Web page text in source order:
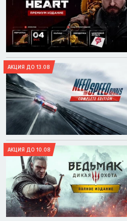
АКЦИЯ ДО 13.08
АКЦИЯ ДО 10.08